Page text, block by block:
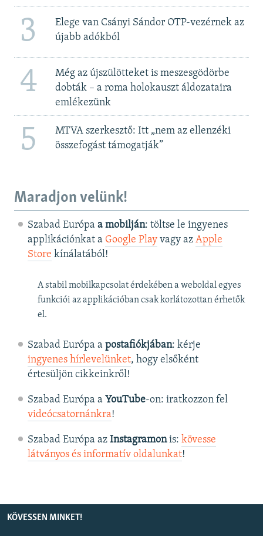
3
Elege van Csányi Sándor OTP-vezérnek az
újabb adókból
4
Még az újszülötteket is meszesgödörbe
dobták – a roma holokauszt áldozataira
emlékezünk
5
MTVA szerkesztő: Itt „nem az ellenzéki
összefogást támogatják”
Maradjon velünk!
Szabad Európa a mobilján: töltse le ingyenes
applikációnkat a Google Playvagy az Apple
Store kínálatából!
A stabil mobilkapcsolat érdekében a weboldal egyes
funkciói az applikációban csak korlátozottan érhetők
el.
Szabad Európa a postafiókjában: kérje
ingyenes hírlevelünket, hogy elsőként
értesüljön cikkeinkről!
Szabad Európa a YouTube-on: iratkozzon fel
videócsatornánkra!
Szabad Európa az Instagramonis: kövesse
látványos és informatív oldalunkat! ​
KÖVESSEN MINKET!